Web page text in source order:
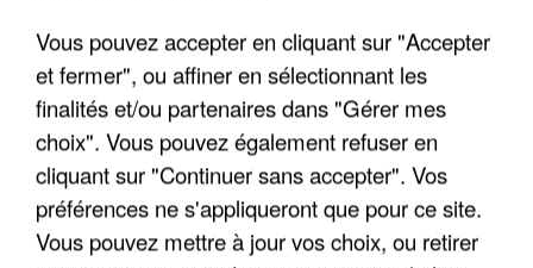
DE FAUNE SAUVAGE SONT...
Vous pouvez accepter en cliquant sur "Accepter
et fermer", ou affiner en sélectionnant les
finalités et/ou partenaires dans "Gérer mes
choix". Vous pouvez également refuser en
cliquant sur "Continuer sans accepter". Vos
préférences ne s'appliqueront que pour ce site.
Vous pouvez mettre à jour vos choix, ou retirer